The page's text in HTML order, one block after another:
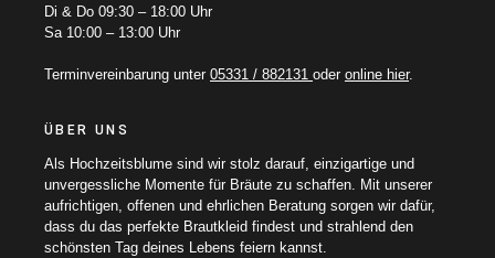
Di & Do 09:30 – 18:00 Uhr
Sa 10:00 – 13:00 Uhr
Terminvereinbarung unter 05331 / 882131 oder online hier.
ÜBER UNS
Als Hochzeitsblume sind wir stolz darauf, einzigartige und
unvergessliche Momente für Bräute zu schaffen. Mit unserer
aufrichtigen, offenen und ehrlichen Beratung sorgen wir dafür,
dass du das perfekte Brautkleid findest und strahlend den
schönsten Tag deines Lebens feiern kannst.